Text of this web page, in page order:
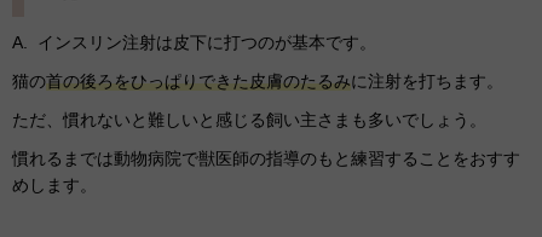
A. インスリン注射は皮下に打つのが基本です。
猫の首の後ろをひっぱりできた皮膚のたるみに注射を打ちます。
ただ、慣れないと難しいと感じる飼い主さまも多いでしょう。
慣れるまでは動物病院で獣医師の指導のもと練習することをおすす
めします。